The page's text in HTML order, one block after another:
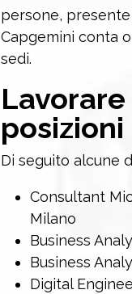
persone,
Capgemini conta
sedi.
Di seguito alcune
Consultant
Milano
Business
Business
Digital